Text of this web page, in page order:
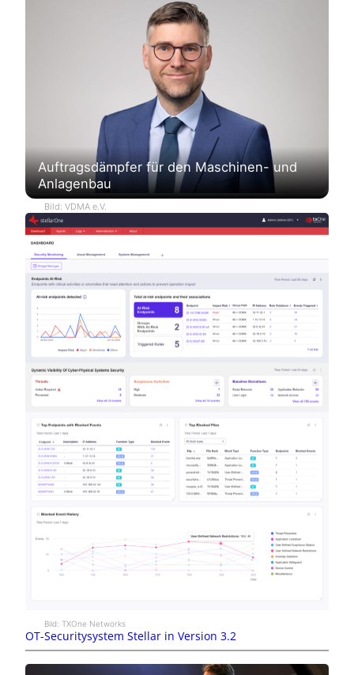
Auftragsdämpfer für den Maschinen- und
Anlagenbau
Bild: VDMA e.V.
Bild: TXOne Networks
OT-Securitysystem Stellar in Version 3.2